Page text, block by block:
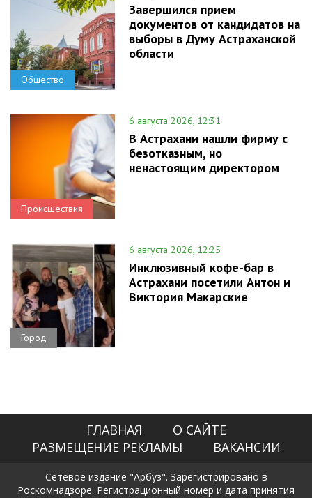
Общество
Завершился прием
документов от кандидатов на
выборы в Думу Астраханской
области
Происшествия
6 августа 2026, 12:31
В Астрахани нашли фирму с
безотказным, но
ненастоящим директором
Город
6 августа 2026, 12:25
Инклюзивный кофе-бар в
Астрахани посетили Антон и
Виктория Макарские
ГЛАВНАЯ
О САЙТЕ
РАЗМЕЩЕНИЕ РЕКЛАМЫ
ВАКАНСИИ
Сетевое издание "Арбуз". Зарегистрировано в
Роскомнадзоре. Регистрационный номер и дата принятия